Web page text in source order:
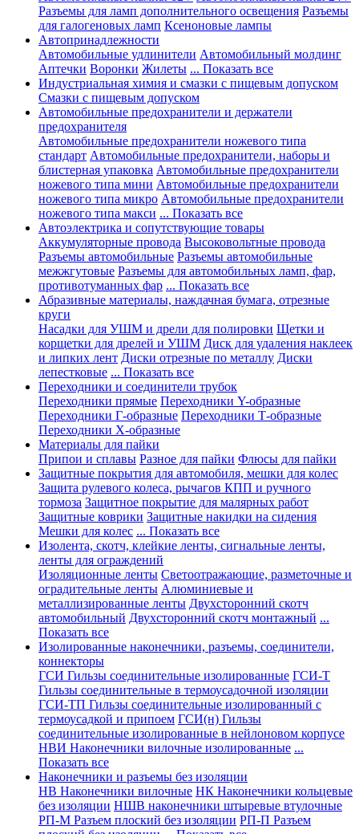
Разъемы для ламп дополнительного освещения Разъемы
для галогеновых ламп Ксеноновые лампы
Автопринадлежности
Автомобильные удлинители Автомобильный молдинг
Аптечки Воронки Жилеты ... Показать все
Индустриальная химия и смазки с пищевым допуском
Смазки с пищевым допуском
Автомобильные предохранители и держатели
предохранителя
Автомобильные предохранители ножевого типа
стандарт Автомобильные предохранители, наборы и
блистерная упаковка Автомобильные предохранители
ножевого типа мини Автомобильные предохранители
ножевого типа микро Автомобильные предохранители
ножевого типа макси ... Показать все
Автоэлектрика и сопутствующие товары
Аккумуляторные провода Высоковольтные провода
Разъемы автомобильные Разъемы автомобильные
межжгутовые Разъемы для автомобильных ламп, фар,
противотуманных фар ... Показать все
Абразивные материалы, наждачная бумага, отрезные
круги
Насадки для УШМ и дрели для полировки Щетки и
корщетки для дрелей и УШМ Диск для удаления наклеек
и липких лент Диски отрезные по металлу Диски
лепестковые ... Показать все
Переходники и соединители трубок
Переходники прямые Переходники Y-образные
Переходники Г-образные Переходники Т-образные
Переходники Х-образные
Материалы для пайки
Припои и сплавы Разное для пайки Флюсы для пайки
Защитные покрытия для автомобиля, мешки для колес
Защита рулевого колеса, рычагов КПП и ручного
тормоза Защитное покрытие для малярных работ
Защитные коврики Защитные накидки на сидения
Мешки для колес ... Показать все
Изолента, скотч, клейкие ленты, сигнальные ленты,
ленты для ограждений
Изоляционные ленты Светоотражающие, разметочные и
оградительные ленты Алюминиевые и
металлизированные ленты Двухсторонний скотч
автомобильный Двухсторонний скотч монтажный ...
Показать все
Изолированные наконечники, разъемы, соединители,
коннекторы
ГСИ Гильзы соединительные изолированные ГСИ-Т
Гильзы соединительные в термоусадочной изоляции
ГСИ-ТП Гильзы соединительные изолированный с
термоусадкой и припоем ГСИ(н) Гильзы
соединительные изолированные в нейлоновом корпусе
НВИ Наконечники вилочные изолированные ...
Показать все
Наконечники и разъемы без изоляции
НВ Наконечники вилочные НК Наконечники кольцевые
без изоляции НШВ наконечники штыревые втулочные
РП-М Разъем плоский без изоляции РП-П Разъем